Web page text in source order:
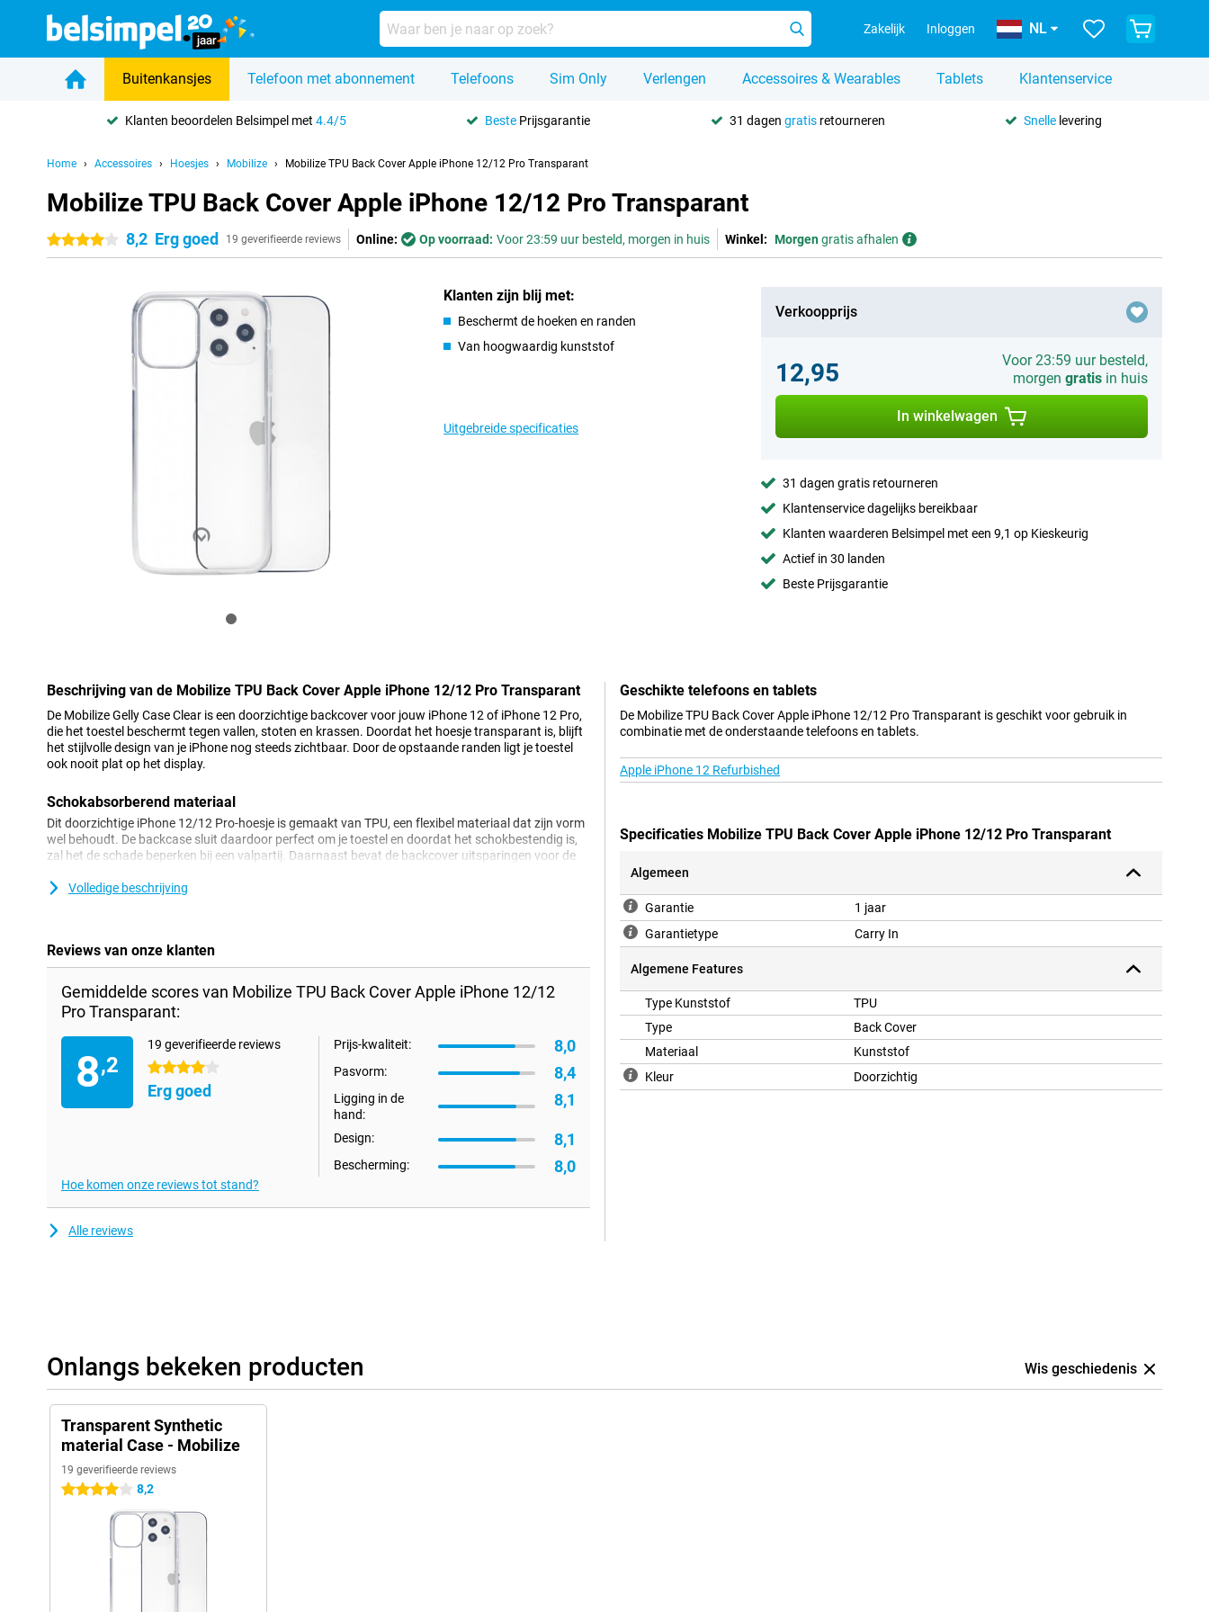
Zakelijk Inloggen NL
Buitenkansjes Telefoon met abonnement Telefoons Sim Only Verlengen Accessoires & Wearables Tablets Klantenservice
Klanten beoordelen Belsimpel met4.4/5 Beste Prijsgarantie 31 dagen gratisretourneren Snellelevering
Home Accessoires Hoesjes Mobilize Mobilize TPU Back Cover Apple iPhone 12/12 Pro Transparant
Mobilize TPU Back Cover Apple iPhone 12/12 Pro Transparant
4 sterren8,2 Erg goed 19 geverifieerde reviews Online: Op voorraad: Voor 23:59 uur besteld, morgen in huis Winkel: Morgengratis afhalen
Klanten zijn blij met:
Beschermt de hoeken en randen
Van hoogwaardig kunststof
Uitgebreide specificaties
Verkoopprijs
12,95
Voor 23:59 uur besteld,
morgen gratisin huis
In winkelwagen
31 dagen gratis retourneren
Klantenservice dagelijks bereikbaar
Klanten waarderen Belsimpel met een 9,1 op Kieskeurig
Actief in 30 landen
Beste Prijsgarantie
Beschrijving van de Mobilize TPU Back Cover Apple iPhone 12/12 Pro Transparant
De Mobilize Gelly Case Clear is een doorzichtige backcover voor jouw iPhone 12 of iPhone 12 Pro,
die het toestel beschermt tegen vallen, stoten en krassen. Doordat het hoesje transparant is, blijft
het stijlvolle design van je iPhone nog steeds zichtbaar. Door de opstaande randen ligt je toestel
ook nooit plat op het display.
Schokabsorberend materiaal
Dit doorzichtige iPhone 12/12 Pro-hoesje is gemaakt van TPU, een flexibel materiaal dat zijn vorm
wel behoudt. De backcase sluit daardoor perfect om je toestel en doordat het schokbestendig is,
zal het de schade beperken bij een valpartij. Daarnaast bevat de backcover uitsparingen voor de
Volledige beschrijving
Reviews van onze klanten
Gemiddelde scores van Mobilize TPU Back Cover Apple iPhone 12/12
Pro Transparant:
8,2
19 geverifieerde reviews
4 sterren
Erg goed
Prijs-kwaliteit: 8,0
Pasvorm: 8,4
Ligging in de
hand:
8,1
Design: 8,1
Bescherming: 8,0
Hoe komen onze reviews tot stand?
Alle reviews
Geschikte telefoons en tablets
De Mobilize TPU Back Cover Apple iPhone 12/12 Pro Transparant is geschikt voor gebruik in
combinatie met de onderstaande telefoons en tablets.
Apple iPhone 12 Refurbished
Specificaties Mobilize TPU Back Cover Apple iPhone 12/12 Pro Transparant
Algemeen
Garantie
1 jaar
Garantietype
Carry In
Algemene Features
Type Kunststof
TPU
Type
Back Cover
Materiaal
Kunststof
Kleur
Doorzichtig
Onlangs bekeken producten Wis geschiedenis
Transparent Synthetic
material Case - Mobilize
19 geverifieerde reviews
4 sterren 8,2